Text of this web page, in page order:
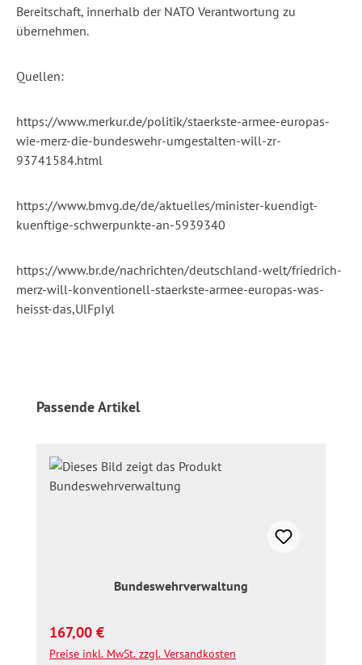
Bereitschaft, innerhalb der NATO Verantwortung zu
übernehmen.
Quellen:
https://www.merkur.de/politik/staerkste-armee-europas-
wie-merz-die-bundeswehr-umgestalten-will-zr-
93741584.html
https://www.bmvg.de/de/aktuelles/minister-kuendigt-
kuenftige-schwerpunkte-an-5939340
https://www.br.de/nachrichten/deutschland-welt/friedrich-
merz-will-konventionell-staerkste-armee-europas-was-
heisst-das,UlFpIyl
Produktgalerie überspringen
Passende Artikel
Bundeswehrverwaltung
Regulärer Preis:
167,00 €
Preise inkl. MwSt. zzgl. Versandkosten